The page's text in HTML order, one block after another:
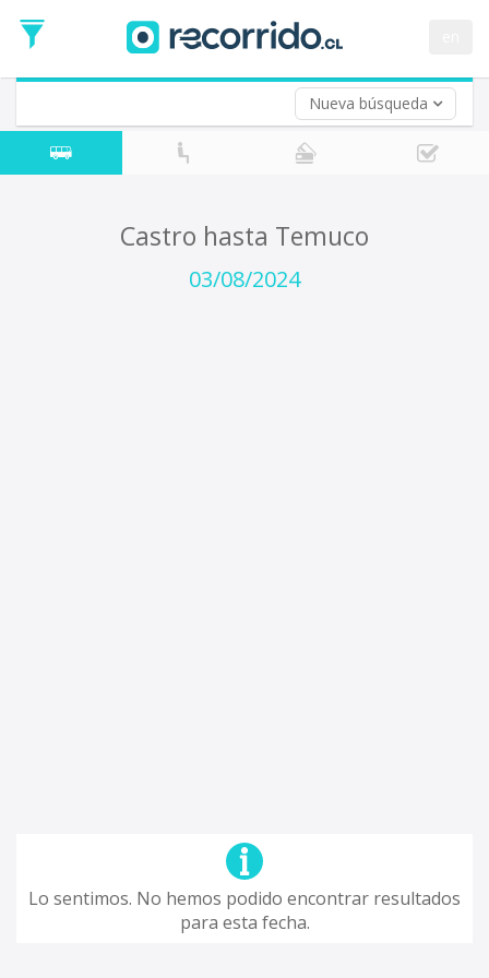
Nueva búsqueda
de
Ida
Vuelta (opcional)
Fecha
de
Castro hasta Temuco
03/08/2024
Lo sentimos. No hemos podido encontrar resultados
para esta fecha.